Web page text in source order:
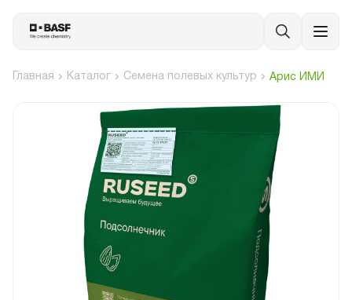
Главная Каталог Семена полевых культур Арис ИМИ